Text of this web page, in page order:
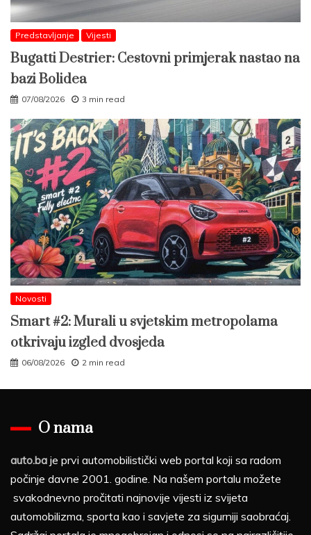
Predstavljanje Vijesti
Bugatti Destrier: Cestovni primjerak nastao na
bazi Bolidea
07/08/2026 3 min read
Novosti
Smart #2: Murali u svjetskim metropolama
otkrivaju izgled dvosjeda
06/08/2026 2 min read
O nama
auto.ba je prvi automobilistički web portal koji sa radom
počinje davne 2001. godine. Na našem portalu možete
svakodnevno pročitati najnovije vijesti iz svijeta
automobilizma, sporta kao i savjete za sigurniji saobraćaj.